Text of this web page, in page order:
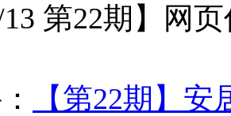
13 第22期】
【第22期】